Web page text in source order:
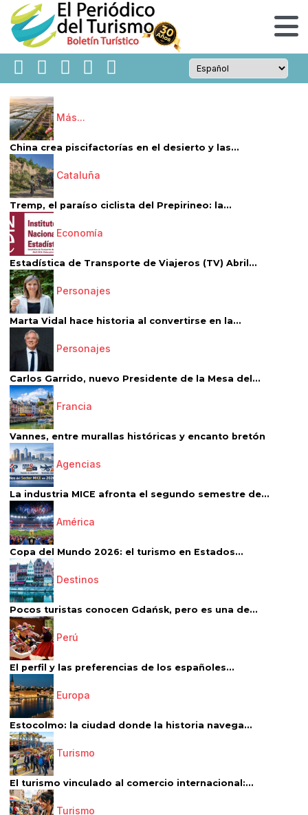
Más...
China crea piscifactorías en el desierto y las...
Cataluña
Tremp, el paraíso ciclista del Prepirineo: la...
Economía
Estadística de Transporte de Viajeros (TV) Abril...
Personajes
Marta Vidal hace historia al convertirse en la...
Personajes
Carlos Garrido, nuevo Presidente de la Mesa del...
Francia
Vannes, entre murallas históricas y encanto bretón
Agencias
La industria MICE afronta el segundo semestre de...
América
Copa del Mundo 2026: el turismo en Estados...
Destinos
Pocos turistas conocen Gdańsk, pero es una de...
Perú
El perfil y las preferencias de los españoles...
Europa
Estocolmo: la ciudad donde la historia navega...
Turismo
El turismo vinculado al comercio internacional:...
Turismo